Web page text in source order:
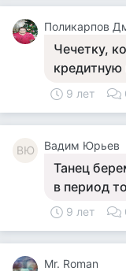
Поликарпов
Чечетку,
кредитную
9 лет
ВЮ Вадим Юрьев
Танец
в период
9 лет
Mr. Roman